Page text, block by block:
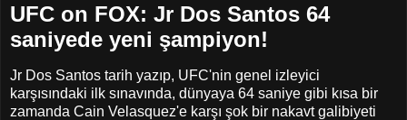
UFC on FOX: Jr Dos Santos 64
saniyede yeni şampiyon!
Jr Dos Santos tarih yazıp, UFC'nin genel izleyici
karşısındaki ilk sınavında, dünyaya 64 saniye gibi kısa bir
zamanda Cain Velasquez'e karşı şok bir nakavt galibiyeti